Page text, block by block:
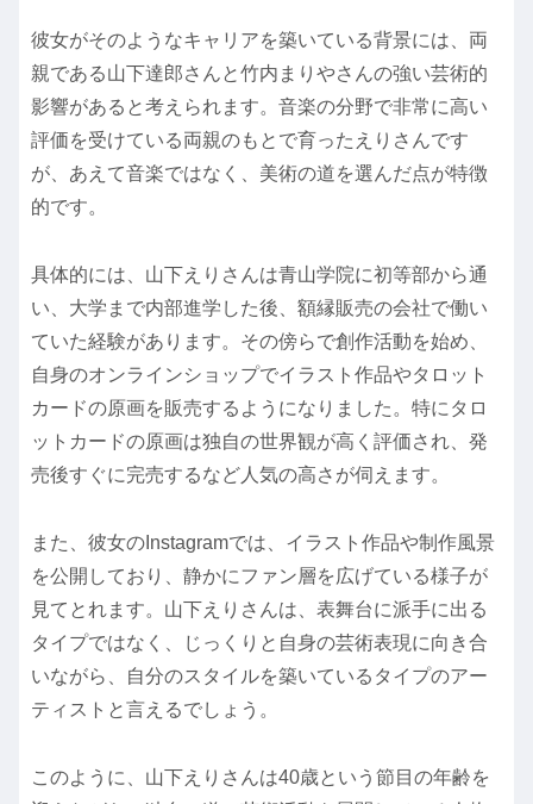
彼女がそのようなキャリアを築いている背景には、両
親である山下達郎さんと竹内まりやさんの強い芸術的
影響があると考えられます。音楽の分野で非常に高い
評価を受けている両親のもとで育ったえりさんです
が、あえて音楽ではなく、美術の道を選んだ点が特徴
的です。
具体的には、山下えりさんは青山学院に初等部から通
い、大学まで内部進学した後、額縁販売の会社で働い
ていた経験があります。その傍らで創作活動を始め、
自身のオンラインショップでイラスト作品やタロット
カードの原画を販売するようになりました。特にタロ
ットカードの原画は独自の世界観が高く評価され、発
売後すぐに完売するなど人気の高さが伺えます。
また、彼女のInstagramでは、イラスト作品や制作風景
を公開しており、静かにファン層を広げている様子が
見てとれます。山下えりさんは、表舞台に派手に出る
タイプではなく、じっくりと自身の芸術表現に向き合
いながら、自分のスタイルを築いているタイプのアー
ティストと言えるでしょう。
このように、山下えりさんは40歳という節目の年齢を